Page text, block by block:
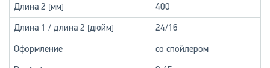
Длина 2 [мм]
400
Длина 1 / длина 2 [дюйм]
24/16
Оформление
со спойлером